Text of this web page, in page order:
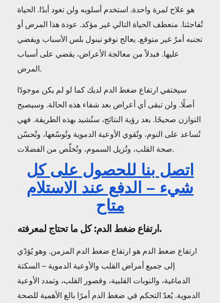
هو علاج لمرة واحدة. استخدم أسلوبه ولن تعود أبدًا. الحياة
تُفاجئنا. منعطف الحياة التالي غير مؤكد. عودة هذا المرض أو
تجنبه أمرٌ غير متوقع. يعالج نوفو تينول بلس الأسباب ويقضي
عليها. فبدلاً من معالجة الأعراض، يقضي على أسباب
المرض.
سيختفي ارتفاع ضغط الدم لديك كما لو لم يكن موجودًا
أصلًا. ولن تبقى أي أعراض بعد شفاء هذه الحالة. وسيصبح
التوازن صحيحًا. بعد رؤية النتائج، ستُشيد بهذه الطريقة. فهي
تُساعد على النوم، وتُقوي الأوعية الدموية وتُوسّعها، وتُحسّن
صحة القلب، وتُزيل السموم، وتُخلّص من الفضلات.
اتصل بنا للحصول على كل
شيء – الدفع عند الاستلام
متاح
ارتفاع ضغط الدم: كل ما تحتاج لمعرفته.
ارتفاع ضغط الدم هو ارتفاع ضغط الدم المزمن. وهو يُؤدّي
إلى جميع أمراض القلب والأوعية الدموية – السكتة
الدماغية، والنوبات القلبية، وقصور القلب، وتمدد الأوعية
الدموية. يُعدّ التحكم في ضغط الدم أمرًا بالغ الأهمية للصحة